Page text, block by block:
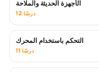
الأجهزة الحديثة والملاحة
12 درسًا
التحكم باستخدام المحرك
11 درسًا